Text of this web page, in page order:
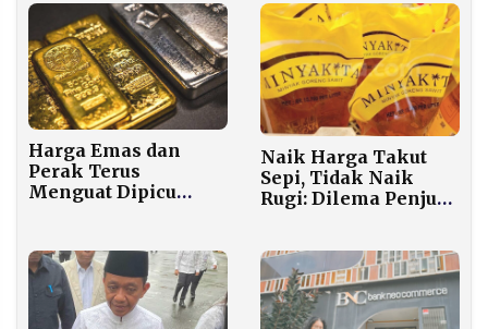
Harga Emas dan
Perak Terus
Menguat Dipicu
Greenland
Naik Harga Takut
Sepi, Tidak Naik
Rugi: Dilema Penjual
Minyakita